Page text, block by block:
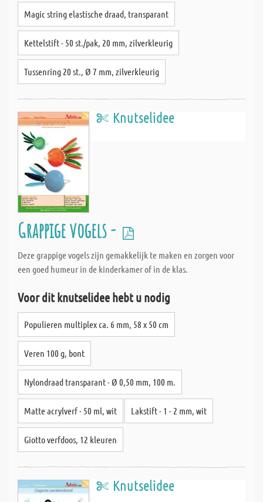
Magic string elastische draad, transparant
Kettelstift - 50 st./pak, 20 mm, zilverkleurig
Tussenring 20 st., Ø 7 mm, zilverkleurig
Knutselidee
Grappige vogels -
Deze grappige vogels zijn gemakkelijk te maken en zorgen voor
een goed humeur in de kinderkamer of in de klas.
Voor dit knutselidee hebt u nodig
Populieren multiplex ca. 6 mm, 58 x 50 cm
Veren 100 g, bont
Nylondraad transparant - Ø 0,50 mm, 100 m.
Matte acrylverf - 50 ml, wit Lakstift - 1 - 2 mm, wit
Giotto verfdoos, 12 kleuren
Knutselidee